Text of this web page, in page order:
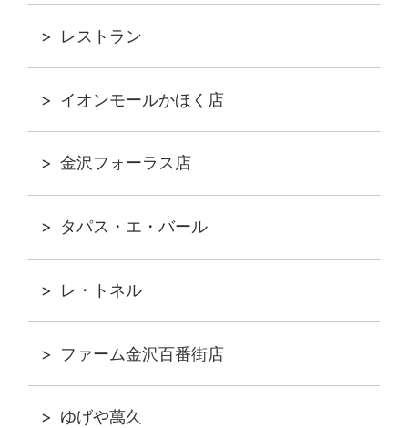
レストラン
イオンモールかほく店
金沢フォーラス店
タパス・エ・バール
レ・トネル
ファーム金沢百番街店
ゆげや萬久